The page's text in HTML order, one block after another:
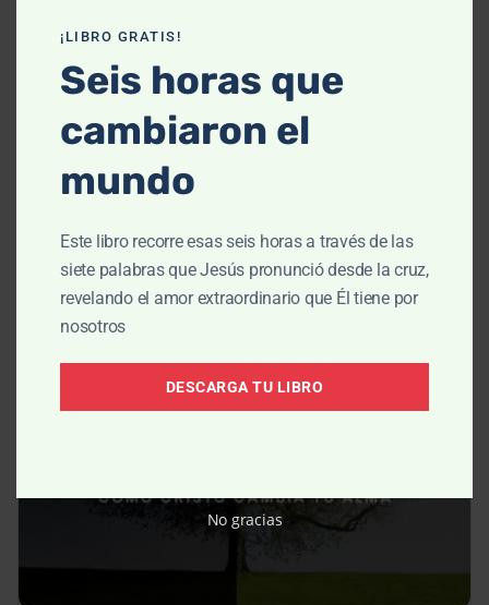
Conoce quién eres, Parte 2
Ago 05, 2026
¡LIBRO GRATIS!
Seis horas que
cambiaron el
mundo
Este libro recorre esas seis horas a través de las
siete palabras que Jesús pronunció desde la cruz,
revelando el amor extraordinario que Él tiene por
nosotros
DESCARGA TU LIBRO
No gracias